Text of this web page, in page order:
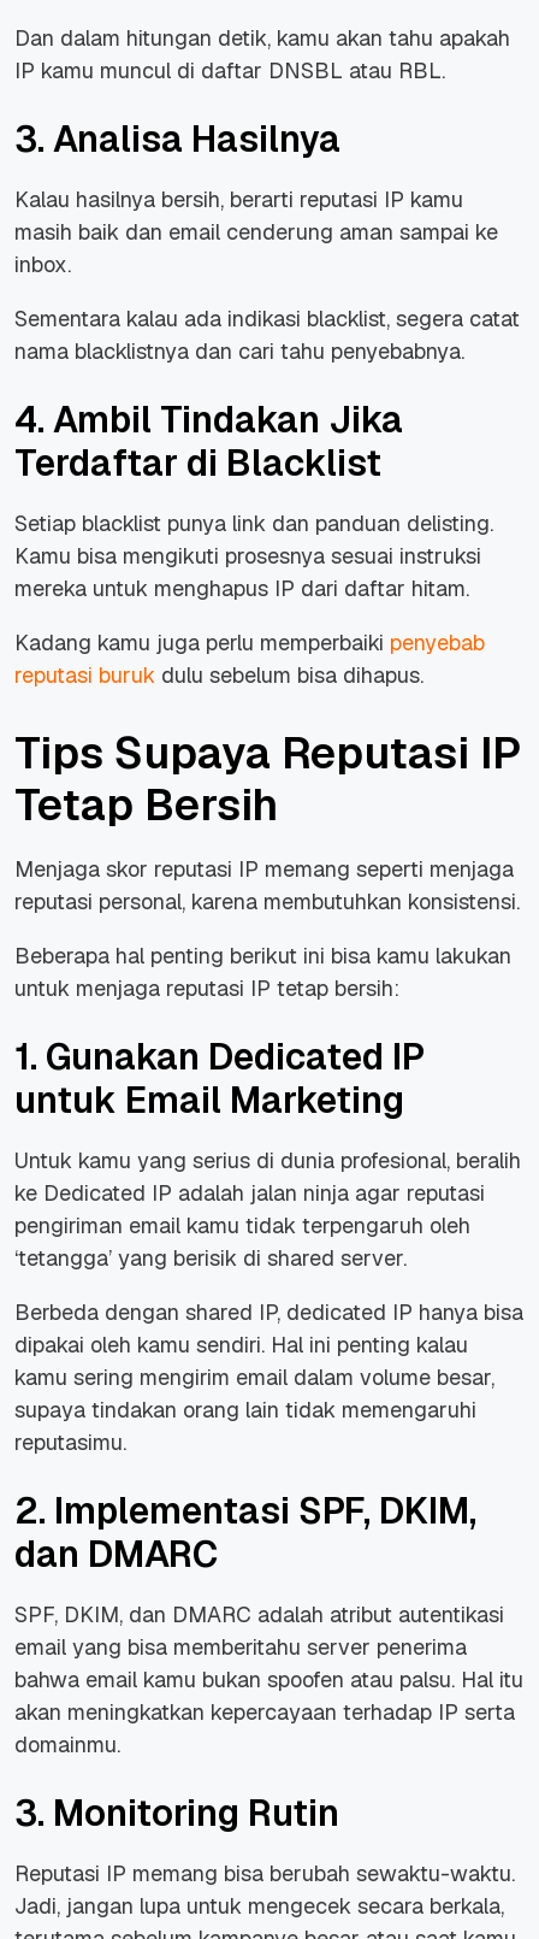
Dan dalam hitungan detik, kamu akan tahu apakah
IP kamu muncul di daftar DNSBL atau RBL.
3. Analisa Hasilnya
Kalau hasilnya bersih, berarti reputasi IP kamu
masih baik dan email cenderung aman sampai ke
inbox.
Sementara kalau ada indikasi blacklist, segera catat
nama blacklistnya dan cari tahu penyebabnya.
4. Ambil Tindakan Jika
Terdaftar di Blacklist
Setiap blacklist punya link dan panduan delisting.
Kamu bisa mengikuti prosesnya sesuai instruksi
mereka untuk menghapus IP dari daftar hitam.
Kadang kamu juga perlu memperbaiki penyebab
reputasi buruk dulu sebelum bisa dihapus.
Tips Supaya Reputasi IP
Tetap Bersih
Menjaga skor reputasi IP memang seperti menjaga
reputasi personal, karena membutuhkan konsistensi.
Beberapa hal penting berikut ini bisa kamu lakukan
untuk menjaga reputasi IP tetap bersih:
1. Gunakan Dedicated IP
untuk Email Marketing
Untuk kamu yang serius di dunia profesional, beralih
ke Dedicated IP adalah jalan ninja agar reputasi
pengiriman email kamu tidak terpengaruh oleh
‘tetangga’ yang berisik di shared server.
Berbeda dengan shared IP, dedicated IP hanya bisa
dipakai oleh kamu sendiri. Hal ini penting kalau
kamu sering mengirim email dalam volume besar,
supaya tindakan orang lain tidak memengaruhi
reputasimu.
2. Implementasi SPF, DKIM,
dan DMARC
SPF, DKIM, dan DMARC adalah atribut autentikasi
email yang bisa memberitahu server penerima
bahwa email kamu bukan spoofen atau palsu. Hal itu
akan meningkatkan kepercayaan terhadap IP serta
domainmu.
3. Monitoring Rutin
Reputasi IP memang bisa berubah sewaktu-waktu.
Jadi, jangan lupa untuk mengecek secara berkala,